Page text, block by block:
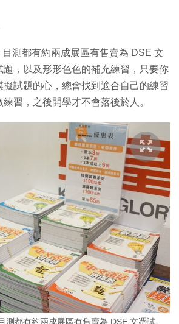
測都有約兩成展區有售賣為 DSE 文
題，以及形形色色的補充練習，只要你
試題的心，總會找到適合自己的練習
習，之後開學才不會落後於人。
測都有約兩成展區有售賣為 DSE 文憑試、